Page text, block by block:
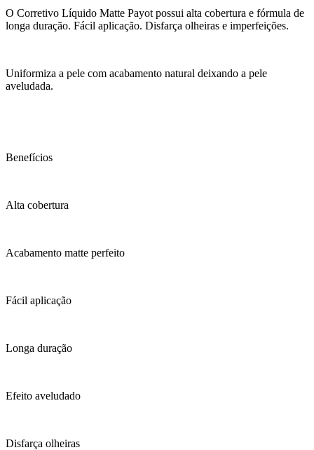
O Corretivo Líquido Matte Payot possui alta cobertura e fórmula de
longa duração. Fácil aplicação. Disfarça olheiras e imperfeições.
Uniformiza a pele com acabamento natural deixando a pele
aveludada.
Benefícios
Alta cobertura
Acabamento matte perfeito
Fácil aplicação
Longa duração
Efeito aveludado
Disfarça olheiras